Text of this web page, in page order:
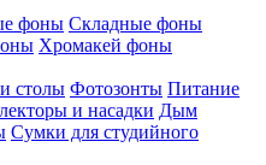
фоны Складные фоны
Хромакей фоны
столы Фотозонты Питание
и насадки Дым
Сумки для студийного